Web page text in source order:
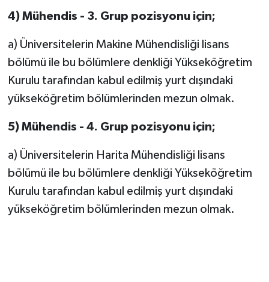
4) Mühendis - 3. Grup pozisyonu için;
a) Üniversitelerin Makine Mühendisliği lisans
bölümü ile bu bölümlere denkliği Yükseköğretim
Kurulu tarafından kabul edilmiş yurt dışındaki
yükseköğretim bölümlerinden mezun olmak.
5) Mühendis - 4. Grup pozisyonu için;
a) Üniversitelerin Harita Mühendisliği lisans
bölümü ile bu bölümlere denkliği Yükseköğretim
Kurulu tarafından kabul edilmiş yurt dışındaki
yükseköğretim bölümlerinden mezun olmak.